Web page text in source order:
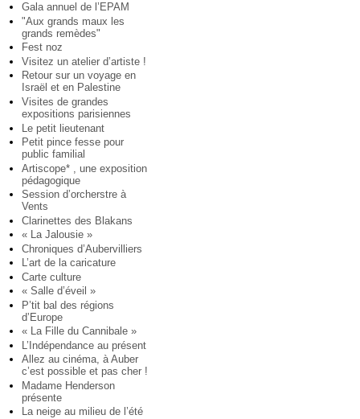
Gala annuel de l’EPAM
"Aux grands maux les
grands remèdes"
Fest noz
Visitez un atelier d’artiste !
Retour sur un voyage en
Israël et en Palestine
Visites de grandes
expositions parisiennes
Le petit lieutenant
Petit pince fesse pour
public familial
Artiscope* , une exposition
pédagogique
Session d’orcherstre à
Vents
Clarinettes des Blakans
« La Jalousie »
Chroniques d’Aubervilliers
L’art de la caricature
Carte culture
« Salle d’éveil »
P’tit bal des régions
d’Europe
« La Fille du Cannibale »
L’Indépendance au présent
Allez au cinéma, à Auber
c’est possible et pas cher !
Madame Henderson
présente
La neige au milieu de l’été